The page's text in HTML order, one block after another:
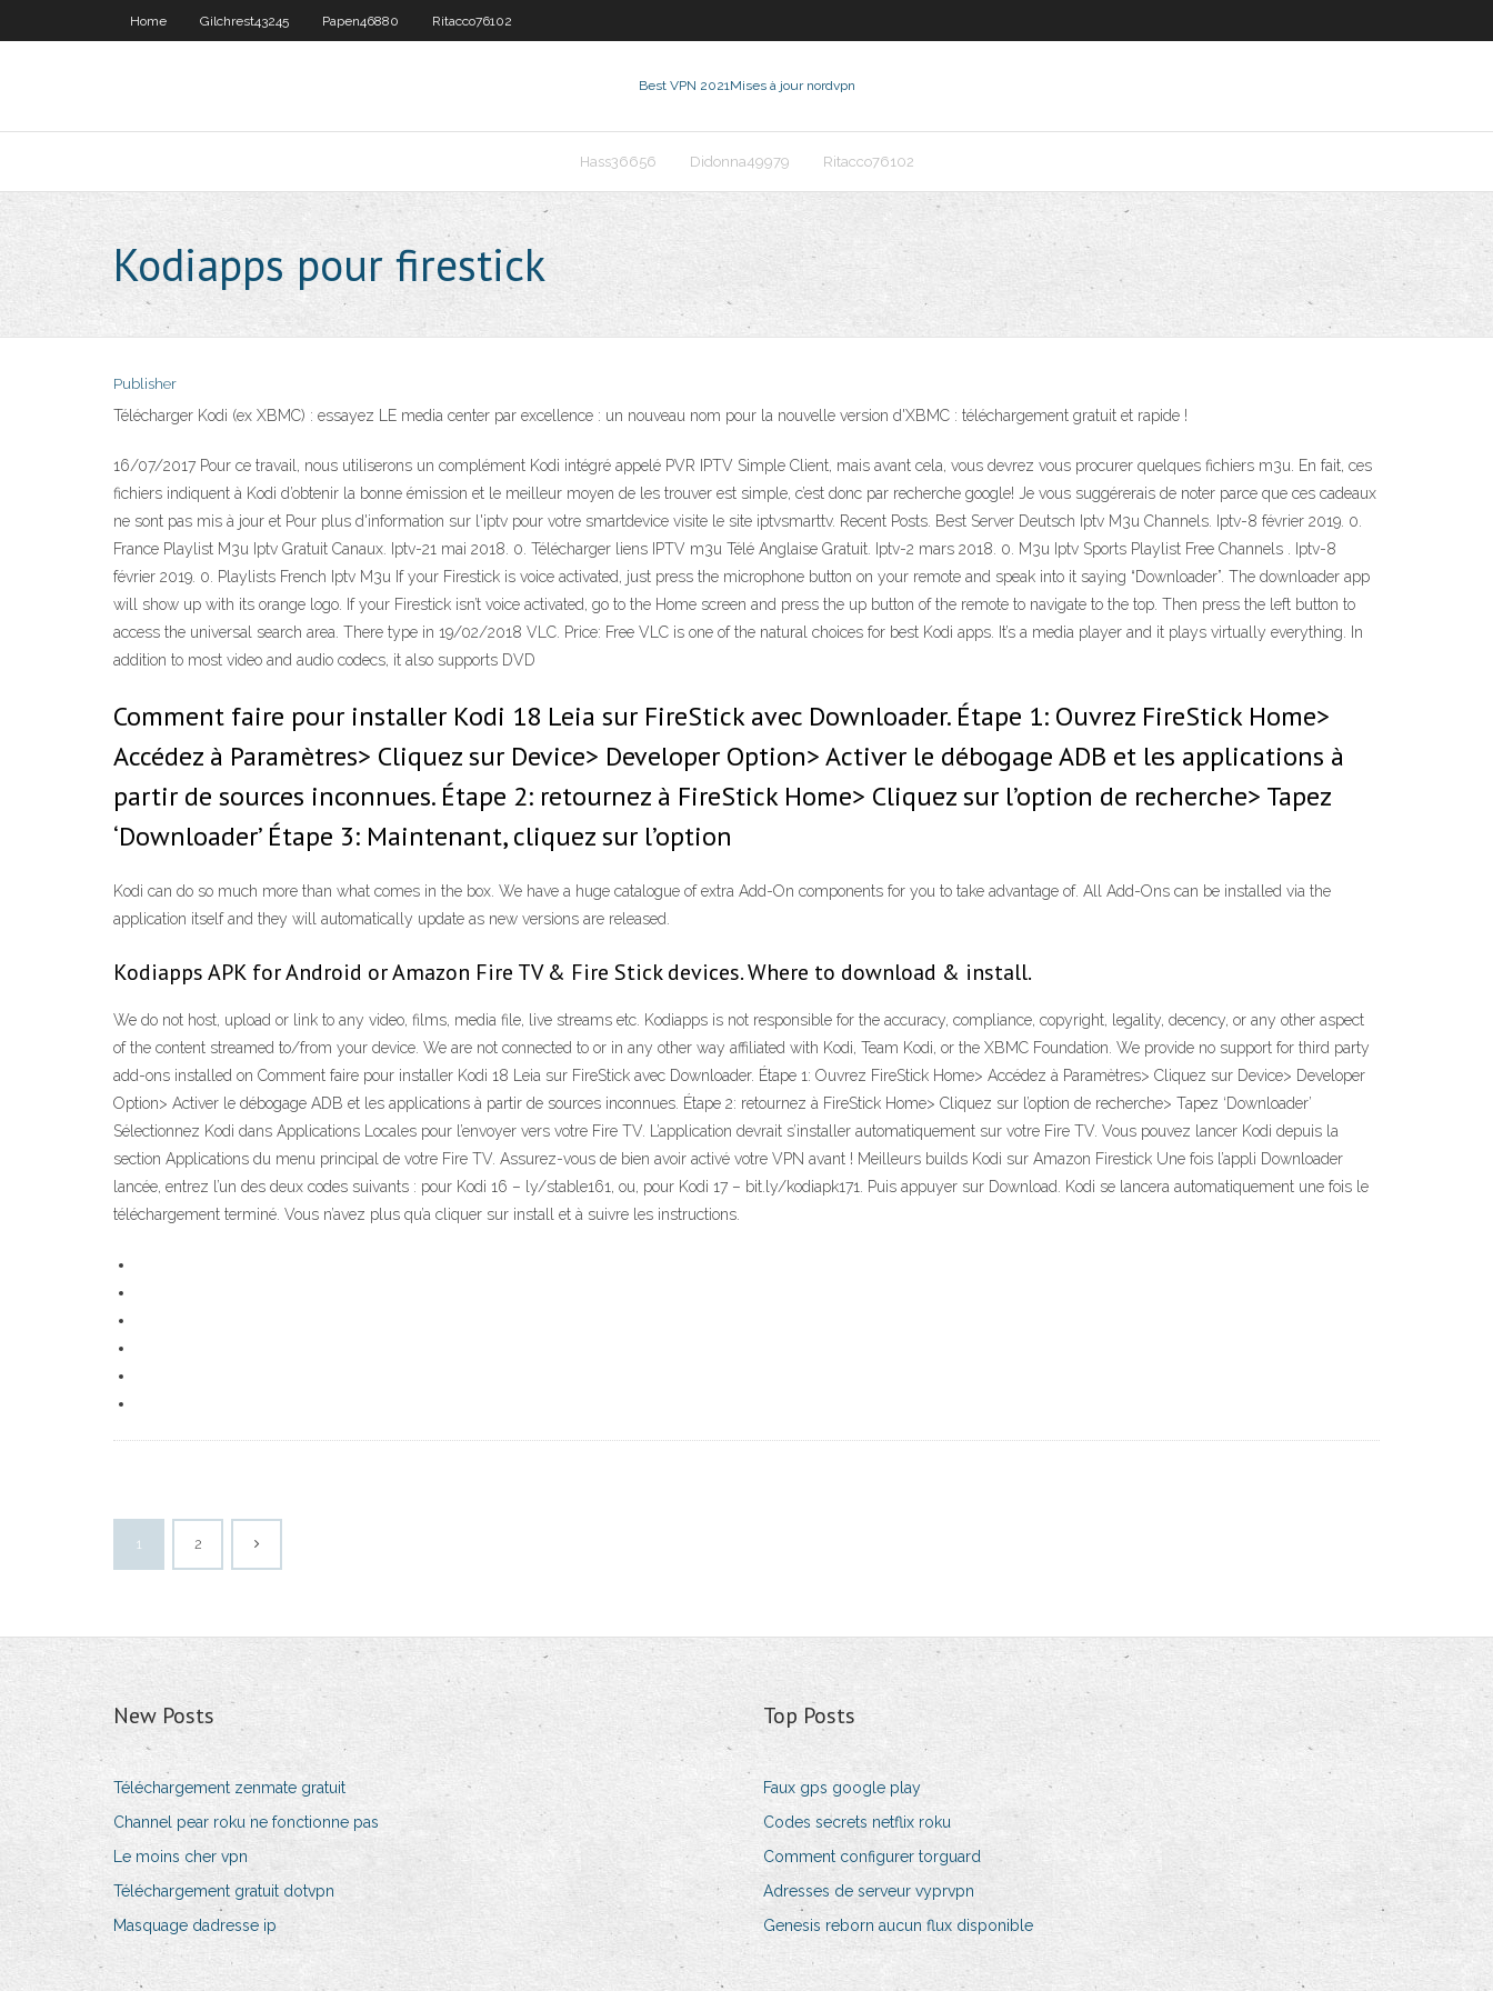
Home Gilchrest43245 Papen46880 Ritacco76102
Best VPN 2021Mises à jour nordvpn
Hass36656 Didonna49979 Ritacco76102
Kodiapps pour firestick
Publisher
Télécharger Kodi (ex XBMC) : essayez LE media center par excellence : un nouveau nom pour la nouvelle version d'XBMC : téléchargement gratuit et rapide !
16/07/2017 Pour ce travail, nous utiliserons un complément Kodi intégré appelé PVR IPTV Simple Client, mais avant cela, vous devrez vous procurer quelques fichiers m3u. En fait, ces
fichiers indiquent à Kodi d’obtenir la bonne émission et le meilleur moyen de les trouver est simple, c’est donc par recherche google! Je vous suggérerais de noter parce que ces cadeaux
ne sont pas mis à jour et Pour plus d'information sur l'iptv pour votre smartdevice visite le site iptvsmarttv. Recent Posts. Best Server Deutsch Iptv M3u Channels. Iptv-8 février 2019. 0.
France Playlist M3u Iptv Gratuit Canaux. Iptv-21 mai 2018. 0. Télécharger liens IPTV m3u Télé Anglaise Gratuit. Iptv-2 mars 2018. 0. M3u Iptv Sports Playlist Free Channels . Iptv-8
février 2019. 0. Playlists French Iptv M3u If your Firestick is voice activated, just press the microphone button on your remote and speak into it saying “Downloader”. The downloader app
will show up with its orange logo. If your Firestick isn’t voice activated, go to the Home screen and press the up button of the remote to navigate to the top. Then press the left button to
access the universal search area. There type in 19/02/2018 VLC. Price: Free VLC is one of the natural choices for best Kodi apps. It’s a media player and it plays virtually everything. In
addition to most video and audio codecs, it also supports DVD
Comment faire pour installer Kodi 18 Leia sur FireStick avec Downloader. Étape 1: Ouvrez FireStick Home>
Accédez à Paramètres> Cliquez sur Device> Developer Option> Activer le débogage ADB et les applications à
partir de sources inconnues. Étape 2: retournez à FireStick Home> Cliquez sur l’option de recherche> Tapez
‘Downloader’ Étape 3: Maintenant, cliquez sur l’option
Kodi can do so much more than what comes in the box. We have a huge catalogue of extra Add-On components for you to take advantage of. All Add-Ons can be installed via the
application itself and they will automatically update as new versions are released.
Kodiapps APK for Android or Amazon Fire TV & Fire Stick devices. Where to download & install.
We do not host, upload or link to any video, films, media file, live streams etc. Kodiapps is not responsible for the accuracy, compliance, copyright, legality, decency, or any other aspect
of the content streamed to/from your device. We are not connected to or in any other way affiliated with Kodi, Team Kodi, or the XBMC Foundation. We provide no support for third party
add-ons installed on Comment faire pour installer Kodi 18 Leia sur FireStick avec Downloader. Étape 1: Ouvrez FireStick Home> Accédez à Paramètres> Cliquez sur Device> Developer
Option> Activer le débogage ADB et les applications à partir de sources inconnues. Étape 2: retournez à FireStick Home> Cliquez sur l’option de recherche> Tapez ‘Downloader’
Sélectionnez Kodi dans Applications Locales pour l’envoyer vers votre Fire TV. L’application devrait s’installer automatiquement sur votre Fire TV. Vous pouvez lancer Kodi depuis la
section Applications du menu principal de votre Fire TV. Assurez-vous de bien avoir activé votre VPN avant ! Meilleurs builds Kodi sur Amazon Firestick Une fois l’appli Downloader
lancée, entrez l’un des deux codes suivants : pour Kodi 16 – ly/stable161, ou, pour Kodi 17 – bit.ly/kodiapk171. Puis appuyer sur Download. Kodi se lancera automatiquement une fois le
téléchargement terminé. Vous n’avez plus qu’a cliquer sur install et à suivre les instructions.
1 2
New Posts
Téléchargement zenmate gratuit
Channel pear roku ne fonctionne pas
Le moins cher vpn
Téléchargement gratuit dotvpn
Masquage dadresse ip
Top Posts
Faux gps google play
Codes secrets netflix roku
Comment configurer torguard
Adresses de serveur vyprvpn
Genesis reborn aucun flux disponible